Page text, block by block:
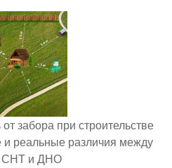
забора при строительстве
и реальные различия между
и ДНО